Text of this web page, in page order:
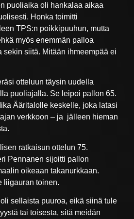
puoliaika oli hankalaa aikaa
Honka toimitti
TPS:n poikkipuuhun, mutta
myös enemmän palloa
sekin siitä. Mitään ihmeempää ei
otteluun täysin uudella
puoliajalla. Se leipoi pallon 65.
Ääritalolle keskelle, joka latasi
verkkoon – ja jälleen hieman
ratkaisun ottelun 75.
Pennanen sijoitti pallon
oikeaan takanurkkaan.
liigauran toinen.
sellaista puuroa, eikä siinä tule
tai toisesta, sitä meidän